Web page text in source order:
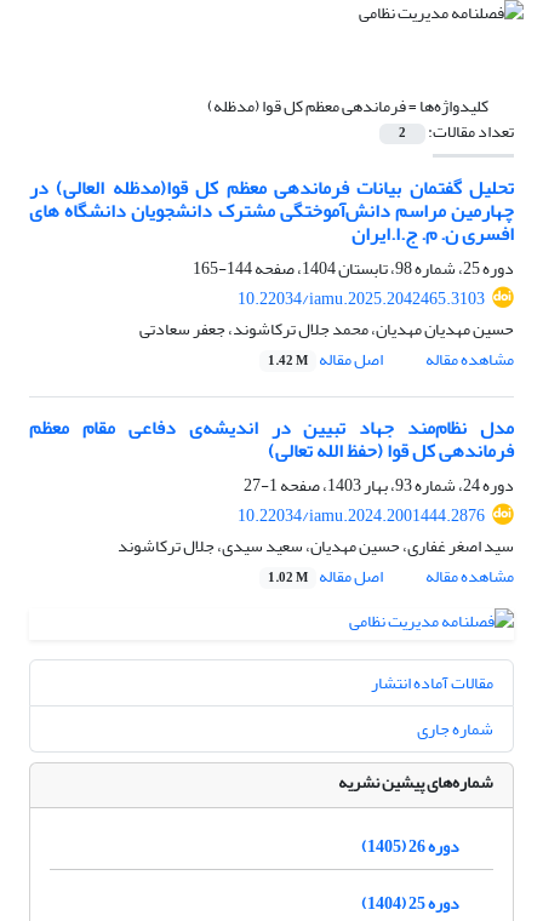
کلیدواژه‌ها =فرماندهی معظم کل قوا (مدظله)
تعداد مقالات: 2
تحلیل گفتمان بیانات فرماندهی معظم کل قوا(مدظله العالی) در
چهارمین مراسم دانش‌آموختگی مشترک دانشجویان دانشگاه های
افسری ن. م. ج.ا.ایران
دوره 25، شماره 98، تابستان 1404، صفحه
144-165
10.22034/iamu.2025.2042465.3103
حسین مهدیان مهدیان، محمد جلال ترکاشوند، جعفر سعادتی
مشاهده مقاله
اصل مقاله 1.42 M
مدل نظام‌مند جهاد تبیین در اندیشه‌ی دفاعی مقام معظم
فرماندهی کل قوا (حفظ الله تعالی)
دوره 24، شماره 93، بهار 1403، صفحه
1-27
10.22034/iamu.2024.2001444.2876
سید اصغر غفاری، حسین مهدیان، سعید سیدی، جلال ترکاشوند
مشاهده مقاله
اصل مقاله 1.02 M
مقالات آماده انتشار
شماره جاری
شماره‌های پیشین نشریه
دوره 26 (1405)
دوره 25 (1404)